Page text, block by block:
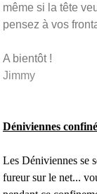
même si la tête
pensez à vos
A bientôt !
Jimmy
Déniviennes
Les Déniviennes se
fureur sur le net...